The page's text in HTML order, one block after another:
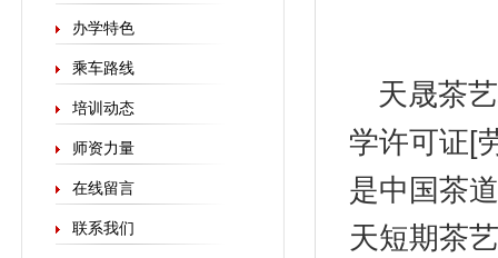
办学特色
乘车路线
培训动态
师资力量
在线留言
联系我们
天晟茶
学许可证[
是中国茶
天短期茶